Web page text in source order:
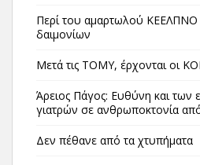
Περί του αμαρτωλού ΚΕΕΛΠΝΟ
δαιμονίων
Μετά τις ΤΟΜΥ, έρχονται οι
Άρειος Πάγος: Ευθύνη και των
γιατρών σε ανθρωποκτονία
Δεν πέθανε από τα χτυπήματα